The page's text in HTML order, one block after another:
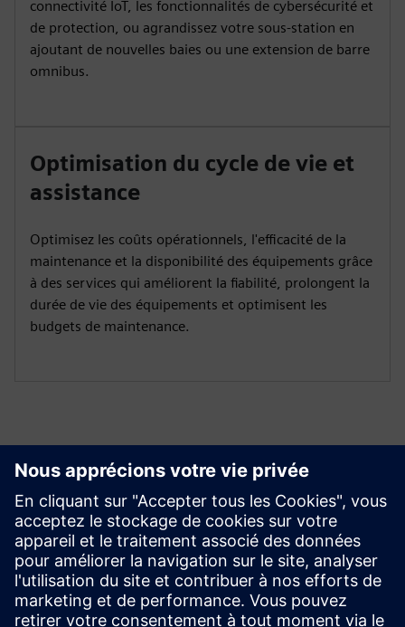
connectivité IoT, les fonctionnalités de cybersécurité et
de protection, ou agrandissez votre sous-station en
ajoutant de nouvelles baies ou une extension de barre
omnibus.
Optimisation du cycle de vie et
assistance
Optimisez les coûts opérationnels, l'efficacité de la
maintenance et la disponibilité des équipements grâce
à des services qui améliorent la fiabilité, prolongent la
durée de vie des équipements et optimisent les
budgets de maintenance.
Commencez
Contactez-nous